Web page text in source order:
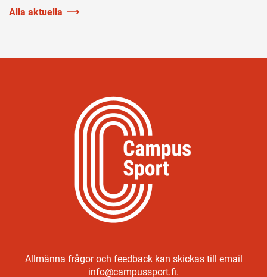
Alla aktuella
Allmänna frågor och feedback kan skickas till email
info@campussport.fi.